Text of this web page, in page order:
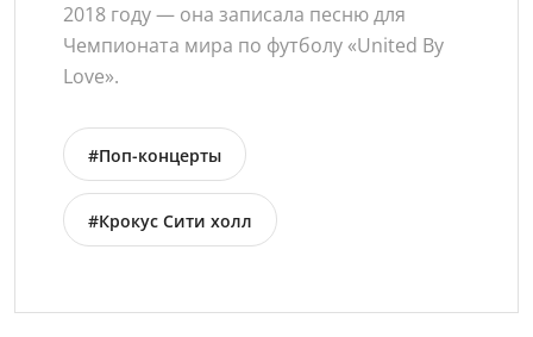
2018 году — она записала песню для
Чемпионата мира по футболу «United By
Love».
#Поп-концерты
#Крокус Сити холл